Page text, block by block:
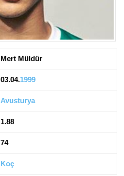
Mert Müldür
03.04.1999
Avusturya
1.88
74
Koç